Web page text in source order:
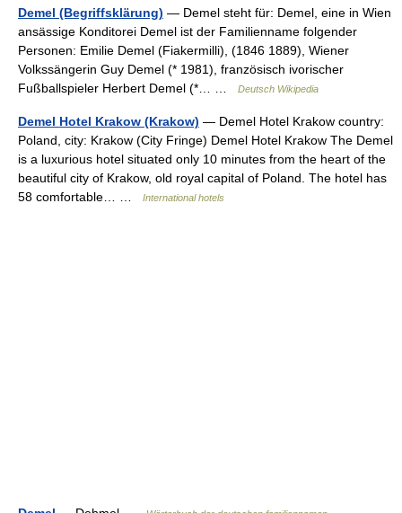
Demel (Begriffsklärung) — Demel steht für: Demel, eine in Wien
ansässige Konditorei Demel ist der Familienname folgender
Personen: Emilie Demel (Fiakermilli), (1846 1889), Wiener
Volkssängerin Guy Demel (* 1981), französisch ivorischer
Fußballspieler Herbert Demel (*… …
Deutsch Wikipedia
Demel Hotel Krakow (Krakow) — Demel Hotel Krakow country:
Poland, city: Krakow (City Fringe) Demel Hotel Krakow The Demel
is a luxurious hotel situated only 10 minutes from the heart of the
beautiful city of Krakow, old royal capital of Poland. The hotel has
58 comfortable… …
International hotels